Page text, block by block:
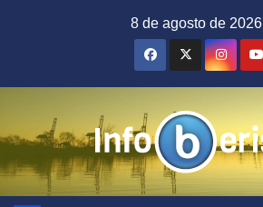
8 de agosto de 2026